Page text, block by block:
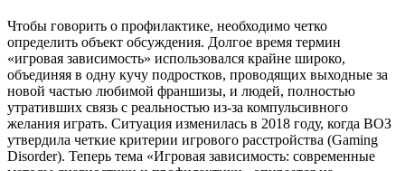
Чтобы говорить о профилактике, необходимо четко
определить объект обсуждения. Долгое время термин
«игровая зависимость» использовался крайне широко,
объединяя в одну кучу подростков, проводящих выходные за
новой частью любимой франшизы, и людей, полностью
утративших связь с реальностью из-за компульсивного
желания играть. Ситуация изменилась в 2018 году, когда ВОЗ
утвердила четкие критерии игрового расстройства (Gaming
Disorder). Теперь тема «Игровая зависимость: современные